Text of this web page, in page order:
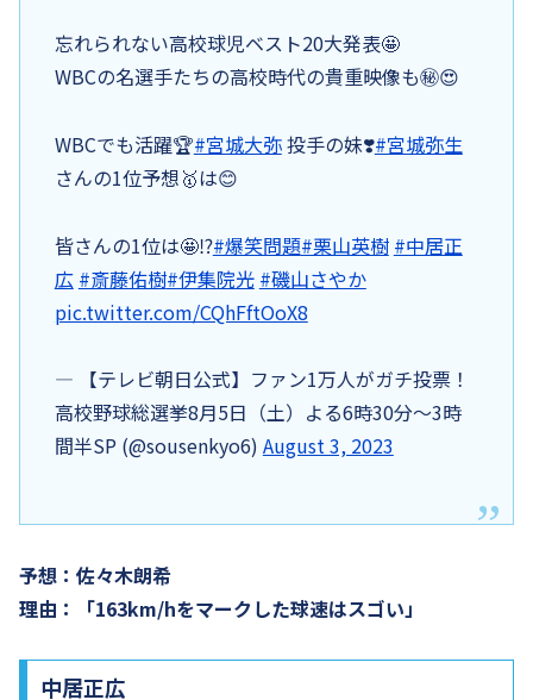
忘れられない高校球児ベスト20大発表🤩
WBCの名選手たちの高校時代の貴重映像も㊙️😍
WBCでも活躍🏆#宮城大弥投手の妹❣️#宮城弥生
さんの1位予想🥇は😊
皆さんの1位は🤩⁉️#爆笑問題#栗山英樹 #中居正
広 #斎藤佑樹#伊集院光 #磯山さやか
pic.twitter.com/CQhFftOoX8
— 【テレビ朝日公式】ファン1万人がガチ投票！
高校野球総選挙8月5日（土）よる6時30分〜3時
間半SP (@sousenkyo6) August 3, 2023
予想：佐々木朗希
理由：「163km/hをマークした球速はスゴい」
中居正広